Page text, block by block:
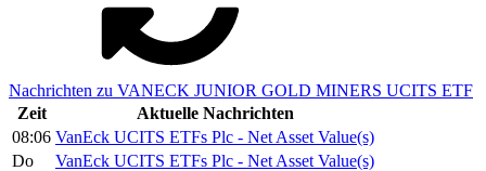
Nachrichten zu VANECK JUNIOR GOLD MINERS UCITS ETF
Zeit
Aktuelle Nachrichten
08:06 VanEck UCITS ETFs Plc - Net Asset Value(s)
Do
VanEck UCITS ETFs Plc - Net Asset Value(s)